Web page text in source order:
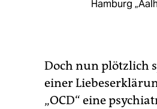
Hamburg
Doch nun plötzlich
einer
„OCD“ eine